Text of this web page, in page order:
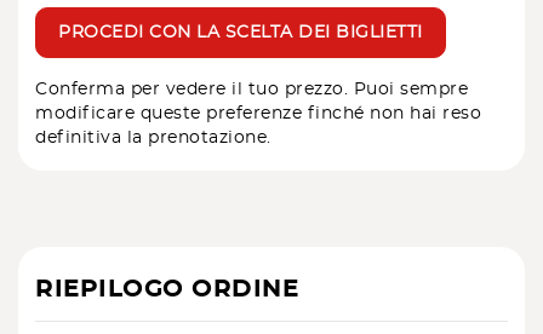
PROCEDI CON LA SCELTA DEI BIGLIETTI
Conferma per vedere il tuo prezzo. Puoi sempre
modificare queste preferenze finché non hai reso
definitiva la prenotazione.
RIEPILOGO ORDINE